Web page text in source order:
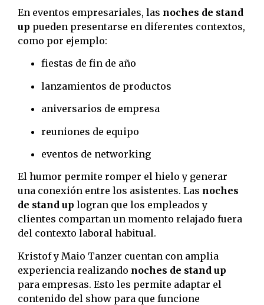
En eventos empresariales, las noches de stand
up pueden presentarse en diferentes contextos,
como por ejemplo:
fiestas de fin de año
lanzamientos de productos
aniversarios de empresa
reuniones de equipo
eventos de networking
El humor permite romper el hielo y generar
una conexión entre los asistentes. Las noches
de stand up logran que los empleados y
clientes compartan un momento relajado fuera
del contexto laboral habitual.
Kristof y Maio Tanzer cuentan con amplia
experiencia realizando noches de stand up
para empresas. Esto les permite adaptar el
contenido del show para que funcione